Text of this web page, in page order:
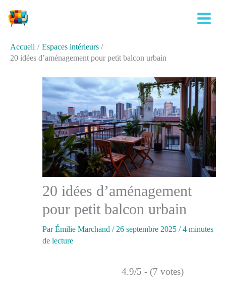
Accueil
Espaces intérieurs
20 idées d’aménagement pour petit balcon urbain
20 idées d’aménagement
pour petit balcon urbain
ParÉmilie Marchand / 26 septembre 2025 /4 minutes
de lecture
4.9/5 - (7 votes)